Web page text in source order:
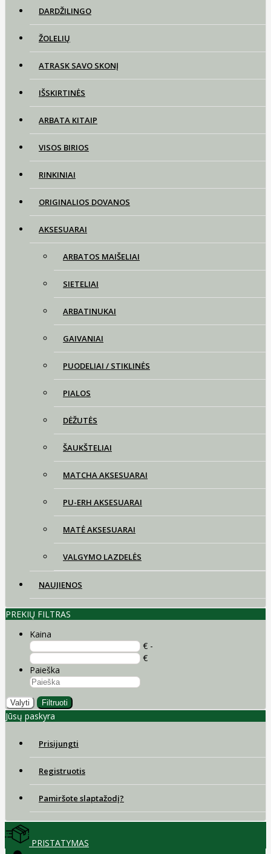
DARDŽILINGO
ŽOLELIŲ
ATRASK SAVO SKONĮ
IŠSKIRTINĖS
ARBATA KITAIP
VISOS BIRIOS
RINKINIAI
ORIGINALIOS DOVANOS
AKSESUARAI
ARBATOS MAIŠELIAI
SIETELIAI
ARBATINUKAI
GAIVANIAI
PUODELIAI / STIKLINĖS
PIALOS
DĖŽUTĖS
ŠAUKŠTELIAI
MATCHA AKSESUARAI
PU-ERH AKSESUARAI
MATĖ AKSESUARAI
VALGYMO LAZDELĖS
NAUJIENOS
PREKIŲ FILTRAS
Kaina
€ -
€
Paieška
Valyti Filtruoti
Jūsų paskyra
Prisijungti
Registruotis
Pamiršote slaptažodį?
PRISTATYMAS